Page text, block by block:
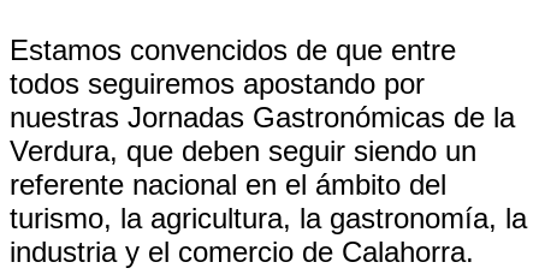
Estamos convencidos de que entre
todos seguiremos apostando por
nuestras Jornadas Gastronómicas de la
Verdura, que deben seguir siendo un
referente nacional en el ámbito del
turismo, la agricultura, la gastronomía, la
industria y el comercio de Calahorra.